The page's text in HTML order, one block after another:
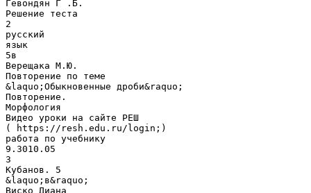
Гевондян Г .Б.
Решение теста
2
русский
язык
5в
Верещака М.Ю.
Повторение по теме
&laquo;Обыкновенные дроби&raquo;
Повторение.
Морфология
Видео уроки на сайте РЕШ
( https://resh.edu.ru/login;)
работа по учебнику
9.3010.05
3
Кубанов. 5
&laquo;в&raquo;
Виско Диана